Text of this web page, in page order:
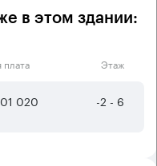
в этом здании:
Этаж
020 -2 - 6